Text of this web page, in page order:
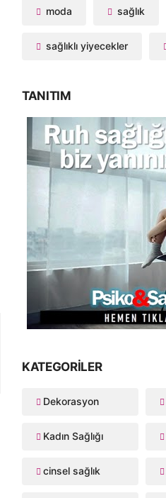
moda sağlık
sağlıklı yiyecekler
TANITIM
KATEGORILER
Dekorasyon
Kadın Sağlığı
cinsel sağlık